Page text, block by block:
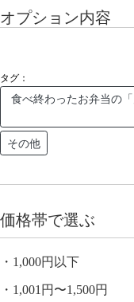
オプション内容
タグ：
食べ終わったお弁当の
その他
価格帯で選ぶ
1,000円以下
1,001円〜1,500円